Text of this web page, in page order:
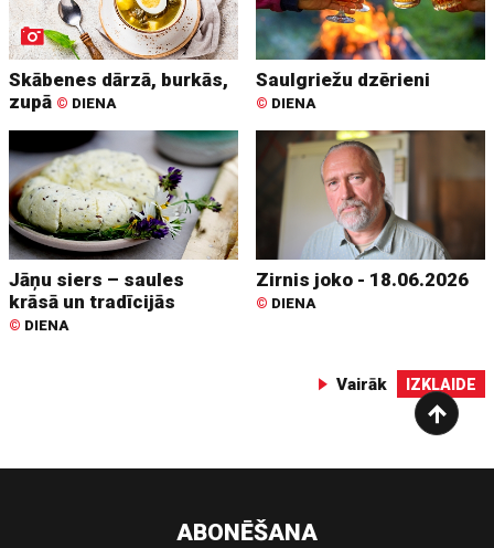
Skābenes dārzā, burkās,
zupā © DIENA
Saulgriežu dzērieni
© DIENA
Jāņu siers – saules
krāsā un tradīcijās
© DIENA
Zirnis joko - 18.06.2026
© DIENA
Vairāk IZKLAIDE
ABONĒŠANA